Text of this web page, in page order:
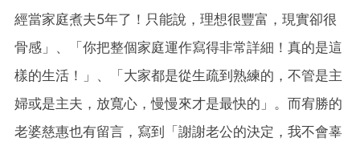
經當家庭煮夫5年了！只能說，理想很豐富，現實卻很
骨感」、「你把整個家庭運作寫得非常詳細！真的是這
樣的生活！」、「大家都是從生疏到熟練的，不管是主
婦或是主夫，放寬心，慢慢來才是最快的」。而宥勝的
老婆慈惠也有留言，寫到「謝謝老公的決定，我不會辜